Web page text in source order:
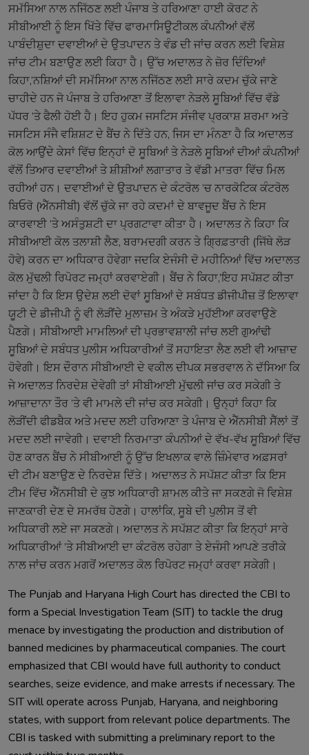
ਸਮੱਸਿਆ ਨਾਲ ਨਜਿੱਠਣ ਲਈ ਪੰਜਾਬ ਤੇ ਹਰਿਆਣਾ ਹਾਈ ਕੋਰਟ ਨੇ
ਸੀਬੀਆਈ ਨੂੰ ਇਸ ਖਿੱਤੇ ਵਿੱਚ ਫਾਰਮਾਸਿਊਟੀਕਲ ਕੰਪਨੀਆਂ ਵੱਲੋਂ
ਪਾਬੰਦੀਸ਼ੁਦਾ ਦਵਾਈਆਂ ਦੇ ਉਤਪਾਦਨ ਤੇ ਵੰਡ ਦੀ ਜਾਂਚ ਕਰਨ ਲਈ ਵਿਸ਼ੇਸ਼
ਜਾਂਚ ਟੀਮ ਬਣਾਉਣ ਲਈ ਕਿਹਾ ਹੈ। ਉੱਚ ਅਦਾਲਤ ਨੇ ਜ਼ੋਰ ਦਿੰਦਿਆਂ
ਕਿਹਾ,‘ਨਸ਼ਿਆਂ ਦੀ ਸਮੱਸਿਆ ਨਾਲ ਨਜਿੱਠਣ ਲਈ ਸਾਰੇ ਕਦਮ ਚੁੱਕੇ ਜਾਣੇ
ਚਾਹੀਦੇ ਹਨ ਜੋ ਪੰਜਾਬ ਤੇ ਹਰਿਆਣਾ ਤੋਂ ਇਲਾਵਾ ਨੇੜਲੇ ਸੂਬਿਆਂ ਵਿੱਚ ਵੱਡੇ
ਪੱਧਰ ’ਤੇ ਫੈਲੀ ਹੋਈ ਹੈ। ਇਹ ਹੁਕਮ ਜਸਟਿਸ ਸੰਜੀਵ ਪ੍ਰਕਾਸ਼ ਸ਼ਰਮਾ ਅਤੇ
ਜਸਟਿਸ ਸੰਜੈ ਵਸ਼ਿਸ਼ਟ ਦੇ ਬੈਂਚ ਨੇ ਦਿੱਤੇ ਹਨ, ਜਿਸ ਦਾ ਮੰਨਣਾ ਹੈ ਕਿ ਅਦਾਲਤ
ਕੋਲ ਆਉਂਦੇ ਕੇਸਾਂ ਵਿੱਚ ਇਨ੍ਹਾਂ ਦੋ ਸੂਬਿਆਂ ਤੇ ਨੇੜਲੇ ਸੂਬਿਆਂ ਦੀਆਂ ਕੰਪਨੀਆਂ
ਵੱਲੋਂ ਤਿਆਰ ਦਵਾਈਆਂ ਤੇ ਸ਼ੀਸ਼ੀਆਂ ਲਗਾਤਾਰ ਤੇ ਵੱਡੀ ਮਾਤਰਾ ਵਿੱਚ ਮਿਲ
ਰਹੀਆਂ ਹਨ। ਦਵਾਈਆਂ ਦੇ ਉਤਪਾਦਨ ਦੇ ਕੰਟਰੋਲ ’ਚ ਨਾਰਕੋਟਿਕ ਕੰਟਰੋਲ
ਬਿਓਰੋ (ਐੱਨਸੀਬੀ) ਵੱਲੋਂ ਚੁੱਕੇ ਜਾ ਰਹੇ ਕਦਮਾਂ ਦੇ ਬਾਵਜੂਦ ਬੈਂਚ ਨੇ ਇਸ
ਕਾਰਵਾਈ ’ਤੇ ਅਸੰਤੁਸ਼ਟੀ ਦਾ ਪ੍ਰਗਟਾਵਾ ਕੀਤਾ ਹੈ। ਅਦਾਲਤ ਨੇ ਕਿਹਾ ਕਿ
ਸੀਬੀਆਈ ਕੋਲ ਤਲਾਸ਼ੀ ਲੈਣ, ਬਰਾਮਦਗੀ ਕਰਨ ਤੇ ਗ੍ਰਿਫ਼ਤਾਰੀ (ਜਿੱਥੇ ਲੋੜ
ਹੋਵੇ) ਕਰਨ ਦਾ ਅਧਿਕਾਰ ਹੋਵੇਗਾ ਜਦਕਿ ਏਜੰਸੀ ਦੋ ਮਹੀਨਿਆਂ ਵਿੱਚ ਅਦਾਲਤ
ਕੋਲ ਮੁੱਢਲੀ ਰਿਪੋਰਟ ਜਮ੍ਹਾਂ ਕਰਵਾਏਗੀ। ਬੈਂਚ ਨੇ ਕਿਹਾ,‘ਇਹ ਸਪੱਸ਼ਟ ਕੀਤਾ
ਜਾਂਦਾ ਹੈ ਕਿ ਇਸ ਉਦੇਸ਼ ਲਈ ਦੋਵਾਂ ਸੂਬਿਆਂ ਦੇ ਸਬੰਧਤ ਡੀਜੀਪੀਜ਼ ਤੋਂ ਇਲਾਵਾ
ਯੂਟੀ ਦੇ ਡੀਜੀਪੀ ਨੂੰ ਵੀ ਲੋੜੀਂਦੇ ਮੁਲਾਜ਼ਮ ਤੇ ਅੰਕੜੇ ਮੁਹੱਈਆ ਕਰਵਾਉਣੇ
ਪੈਣਗੇ। ਸੀਬੀਆਈ ਮਾਮਲਿਆਂ ਦੀ ਪ੍ਰਭਾਵਸ਼ਾਲੀ ਜਾਂਚ ਲਈ ਗੁਆਂਢੀ
ਸੂਬਿਆਂ ਦੇ ਸਬੰਧਤ ਪੁਲੀਸ ਅਧਿਕਾਰੀਆਂ ਤੋਂ ਸਹਾਇਤਾ ਲੈਣ ਲਈ ਵੀ ਆਜ਼ਾਦ
ਹੋਵੇਗੀ। ਇਸ ਦੌਰਾਨ ਸੀਬੀਆਈ ਦੇ ਵਕੀਲ ਦੀਪਕ ਸਭਰਵਾਲ ਨੇ ਦੱਸਿਆ ਕਿ
ਜੇ ਅਦਾਲਤ ਨਿਰਦੇਸ਼ ਦੇਵੇਗੀ ਤਾਂ ਸੀਬੀਆਈ ਮੁੱਢਲੀ ਜਾਂਚ ਕਰ ਸਕੇਗੀ ਤੇ
ਆਜ਼ਾਦਾਨਾ ਤੌਰ ’ਤੇ ਵੀ ਮਾਮਲੇ ਦੀ ਜਾਂਚ ਕਰ ਸਕੇਗੀ। ਉਨ੍ਹਾਂ ਕਿਹਾ ਕਿ
ਲੋੜੀਂਦੀ ਫੀਡਬੈਕ ਅਤੇ ਮਦਦ ਲਈ ਹਰਿਆਣਾ ਤੇ ਪੰਜਾਬ ਦੇ ਐੱਨਸੀਬੀ ਸੈੱਲਾਂ ਤੋਂ
ਮਦਦ ਲਈ ਜਾਵੇਗੀ। ਦਵਾਈ ਨਿਰਮਾਤਾ ਕੰਪਨੀਆਂ ਦੇ ਵੱਖ-ਵੱਖ ਸੂਬਿਆਂ ਵਿੱਚ
ਹੋਣ ਕਾਰਨ ਬੈਂਚ ਨੇ ਸੀਬੀਆਈ ਨੂੰ ਉੱਚ ਇਖਲਾਕ ਵਾਲੇ ਜ਼ਿੰਮੇਵਾਰ ਅਫ਼ਸਰਾਂ
ਦੀ ਟੀਮ ਬਣਾਉਣ ਦੇ ਨਿਰਦੇਸ਼ ਦਿੱਤੇ। ਅਦਾਲਤ ਨੇ ਸਪੱਸ਼ਟ ਕੀਤਾ ਕਿ ਇਸ
ਟੀਮ ਵਿੱਚ ਐੱਨਸੀਬੀ ਦੇ ਕੁਝ ਅਧਿਕਾਰੀ ਸ਼ਾਮਲ ਕੀਤੇ ਜਾ ਸਕਣਗੇ ਜੋ ਵਿਸ਼ੇਸ਼
ਜਾਣਕਾਰੀ ਦੇਣ ਦੇ ਸਮਰੱਥ ਹੋਣਗੇ। ਹਾਲਾਂਕਿ, ਸੂਬੇ ਦੀ ਪੁਲੀਸ ਤੋਂ ਵੀ
ਅਧਿਕਾਰੀ ਲਏ ਜਾ ਸਕਣਗੇ। ਅਦਾਲਤ ਨੇ ਸਪੱਸ਼ਟ ਕੀਤਾ ਕਿ ਇਨ੍ਹਾਂ ਸਾਰੇ
ਅਧਿਕਾਰੀਆਂ ’ਤੇ ਸੀਬੀਆਈ ਦਾ ਕੰਟਰੋਲ ਰਹੇਗਾ ਤੇ ਏਜੰਸੀ ਆਪਣੇ ਤਰੀਕੇ
ਨਾਲ ਜਾਂਚ ਕਰਨ ਮਗਰੋਂ ਅਦਾਲਤ ਕੋਲ ਰਿਪੋਰਟ ਜਮ੍ਹਾਂ ਕਰਵਾ ਸਕੇਗੀ।
The Punjab and Haryana High Court has directed the CBI to
form a Special Investigation Team (SIT) to tackle the drug
menace by investigating the production and distribution of
banned medicines by pharmaceutical companies. The court
emphasized that CBI would have full authority to conduct
searches, seize evidence, and make arrests if necessary. The
SIT will operate across Punjab, Haryana, and neighboring
states, with support from relevant police departments. The
CBI is tasked with submitting a preliminary report to the